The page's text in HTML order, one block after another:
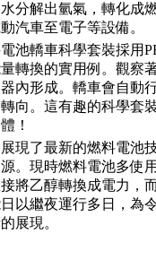
分解出氫氣，轉化成
汽車至電子等設備。
池轎車科學套裝採用
轉換的實用例。觀察
內形成。轎車會自動
向。這有趣的科學套
！
現了最新的燃料電池
。現時燃料電池多使
將乙醇轉換成電力，
以繼夜運行多日，為
展現。